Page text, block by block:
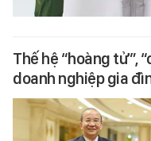
Thế hệ “hoàng tử”,
doanh nghiệp gia